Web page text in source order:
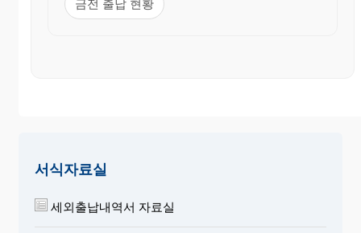
금전 출납 현황
서식자료실
세외출납내역서 자료실